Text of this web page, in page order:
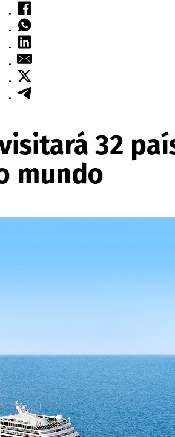
32
mundo